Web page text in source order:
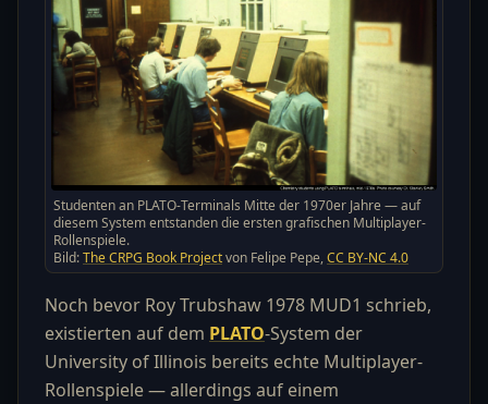
Studenten an PLATO-Terminals Mitte der 1970er Jahre — auf
diesem System entstanden die ersten grafischen Multiplayer-
Rollenspiele.
Bild:The CRPG Book Projectvon Felipe Pepe,CC BY-NC 4.0
Noch bevor Roy Trubshaw 1978 MUD1 schrieb,
existierten auf dem PLATO-System der
University of Illinois bereits echte Multiplayer-
Rollenspiele — allerdings auf einem